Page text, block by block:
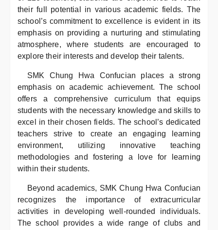
their full potential in various academic fields. The
school’s commitment to excellence is evident in its
emphasis on providing a nurturing and stimulating
atmosphere, where students are encouraged to
explore their interests and develop their talents.
SMK Chung Hwa Confucian places a strong
emphasis on academic achievement. The school
offers a comprehensive curriculum that equips
students with the necessary knowledge and skills to
excel in their chosen fields. The school’s dedicated
teachers strive to create an engaging learning
environment, utilizing innovative teaching
methodologies and fostering a love for learning
within their students.
Beyond academics, SMK Chung Hwa Confucian
recognizes the importance of extracurricular
activities in developing well-rounded individuals.
The school provides a wide range of clubs and